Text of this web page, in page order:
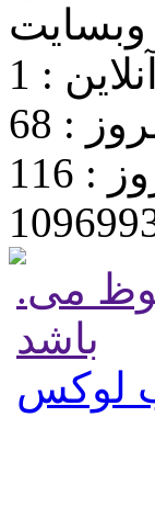
وبسایت
: 1
: 68
: 116
.تمامی حقوق برای پایگاه شهرداری پارس آباد محفوظ می
باشد
لوکس